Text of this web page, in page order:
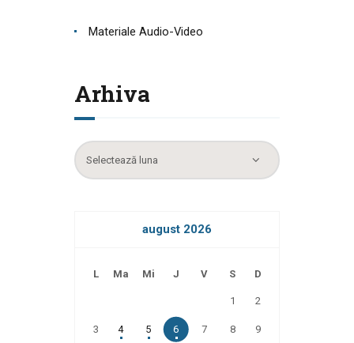
Materiale Audio-Video
Arhiva
Arhiva
august 2026
L Ma Mi J V S D
1 2
3 4 5 6 7 8 9